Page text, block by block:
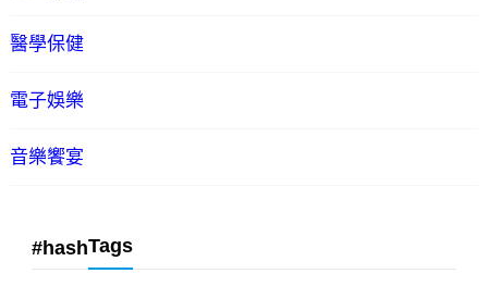
醫學保健
電子娛樂
音樂饗宴
#hashTags